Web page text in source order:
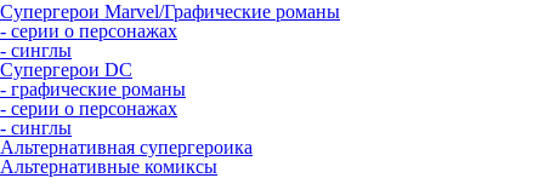
Супергерои Marvel/Графические романы
- серии о персонажах
- синглы
Супергерои DC
- графические романы
- серии о персонажах
- синглы
Альтернативная супергероика
Альтернативные комиксы